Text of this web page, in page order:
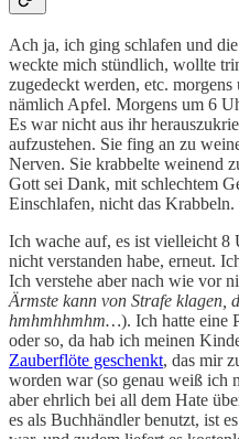
Ach ja, ich ging schlafen und
weckte mich stündlich, wollte
zugedeckt werden, etc.
nämlich Apfel. Morgens um 6
Es war nicht aus ihr
aufzustehen. Sie fing an zu
Nerven. Sie krabbelte weinend
Gott sei Dank, mit schlechtem
Einschlafen, nicht das Krabbeln.
Ich wache auf, es ist vielleicht 8
nicht verstanden habe, erneut.
Ich verstehe aber nach wie vor
Ärmste kann von Strafe klagen,
hmhmhhmhm…). Ich hatte eine
oder so, da hab ich meinen
Zauberflöte geschenkt, das mir
worden war (so genau weiß ich
aber ehrlich bei all dem Hate
es als Buchhändler benutzt, ist